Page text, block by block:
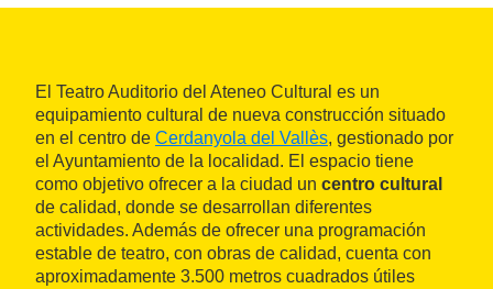
El Teatro Auditorio del Ateneo Cultural es un
equipamiento cultural de nueva construcción situado
en el centro de Cerdanyola del Vallès, gestionado por
el Ayuntamiento de la localidad. El espacio tiene
como objetivo ofrecer a la ciudad un centro cultural
de calidad, donde se desarrollan diferentes
actividades. Además de ofrecer una programación
estable de teatro, con obras de calidad, cuenta con
aproximadamente 3.500 metros cuadrados útiles